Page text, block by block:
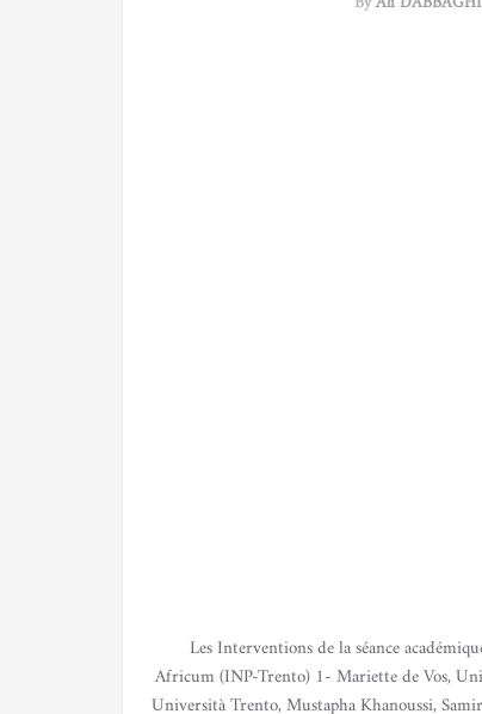
Les Interventions de la séance
Africum (INP-Trento) 1- Mariette de Vos,